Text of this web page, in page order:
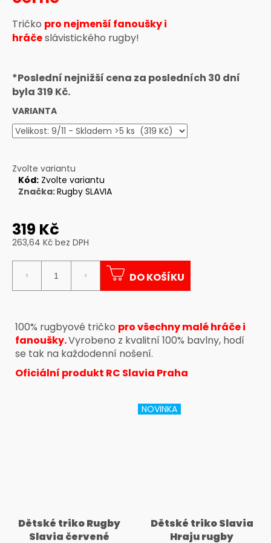
Tričko pro nejmenší fanoušky i
hráčeslávistického rugby!
*Poslední nejnižší cena za posledních 30 dní
byla 319 Kč.
VARIANTA
Zvolte variantu
Kód: Zvolte variantu
Značka:Rugby SLAVIA
319 Kč
263,64 Kč bez DPH
cena:
DO KOŠÍKU
100% rugbyové tričko pro všechny malé hráče i
fanoušky.Vyrobeno z kvalitní 100% bavlny, hodí
se tak na každodenní nošení.
Oficiální produkt RC Slavia Praha
Dětské triko Rugby
Slavia červené
NOVINKA
Dětské triko Slavia
Hraju rugby
a
j
í
?
HLEDAT
D
p
o
r
u
u
m
e